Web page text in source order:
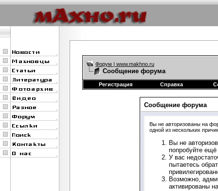
Форум | www.makhno.ru
Сообщение форума
Регистрация Справка
Сообщение форума
Вы не авторизованы на
одной из нескольких
Вы не
попробуйте ещё
У вас
пытаетесь
Возможно,
активированы